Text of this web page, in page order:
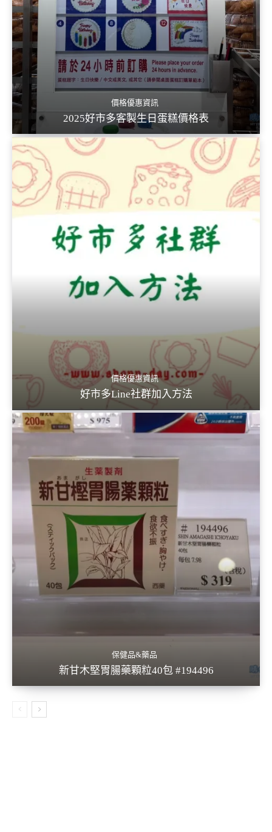
價格優惠資訊
2025好市多客製生日蛋糕價格表
價格優惠資訊
好市多Line社群加入方法
保健品&藥品
新甘木堅胃腸藥顆粒40包 #194496